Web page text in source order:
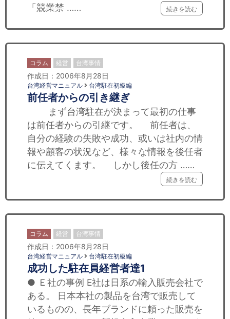
「競業禁 ……
続きを読む
コラム 経営 台湾事情
作成日：2006年8月28日
台湾経営マニュアル 台湾駐在初級編
前任者からの引き継ぎ
まず台湾駐在が決まって最初の仕事
は前任者からの引継です。 前任者は、
自分の経験の失敗や成功、或いは社内の情
報や顧客の状況など、様々な情報を後任者
に伝えてくます。 しかし後任の方 ……
続きを読む
コラム 経営 台湾事情
作成日：2006年8月28日
台湾経営マニュアル 台湾駐在初級編
成功した駐在員経営者達1
● Ｅ社の事例 E社は日系の輸入販売会社で
ある。 日本本社の製品を台湾で販売して
いるものの、長年ブランドに頼った販売を